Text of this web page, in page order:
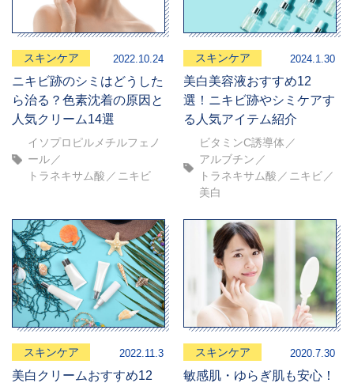
スキンケア 2022.10.24
ニキビ跡のシミはどうした
ら治る？色素沈着の原因と
人気クリーム14選
イソプロピルメチルフェノ
ール
トラネキサム酸
ニキビ
スキンケア 2024.1.30
美白美容液おすすめ12
選！ニキビ跡やシミケアす
る人気アイテム紹介
ビタミンC誘導体
アルブチン
トラネキサム酸
ニキビ
美白
スキンケア 2022.11.3
美白クリームおすすめ12
スキンケア 2020.7.30
敏感肌・ゆらぎ肌も安心！